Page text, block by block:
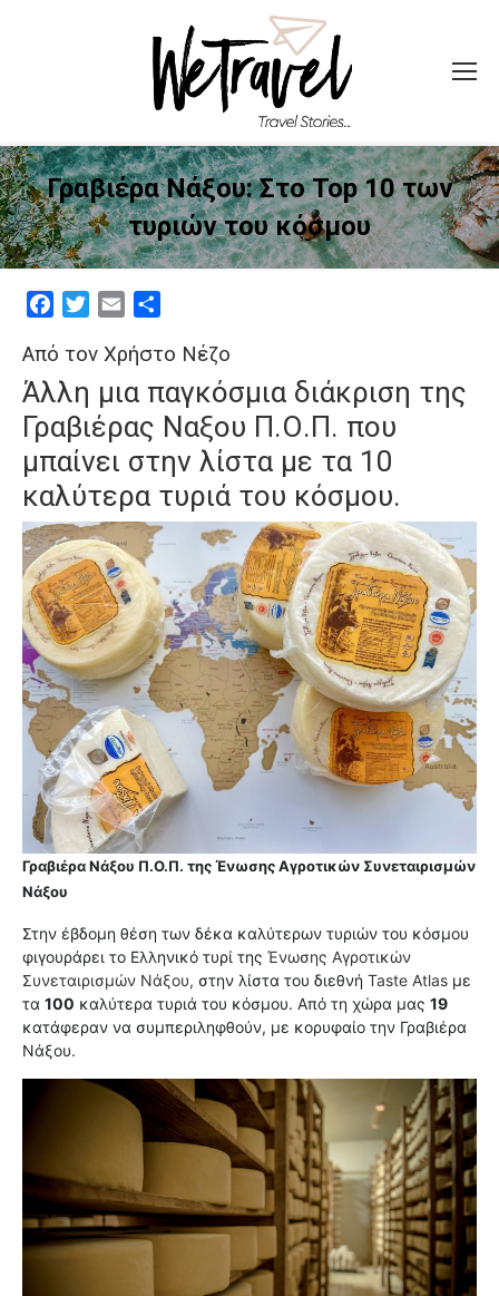
Γραβιέρα Νάξου: Στο Top 10 των
τυριών του κόσμου
FacebookTwitterEmail
Από τον Χρήστο Νέζο
Άλλη μια παγκόσμια διάκριση της
Γραβιέρας Ναξου Π.Ο.Π. που
μπαίνει στην λίστα με τα 10
καλύτερα τυριά του κόσμου.
Γραβιέρα Νάξου Π.Ο.Π. της Ένωσης Αγροτικών Συνεταιρισμών
Νάξου
Στην έβδομη θέση των δέκα καλύτερων τυριών του κόσμου
φιγουράρει το Ελληνικό τυρί της Ένωσης Αγροτικών
Συνεταιρισμών Νάξου, στην λίστα του διεθνή Taste Atlas με
τα 100 καλύτερα τυριά του κόσμου. Από τη χώρα μας 19
κατάφεραν να συμπεριληφθούν, με κορυφαίο την Γραβιέρα
Νάξου.